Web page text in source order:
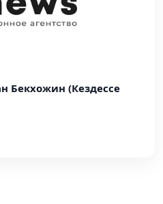
Бекхожин (Кездессе